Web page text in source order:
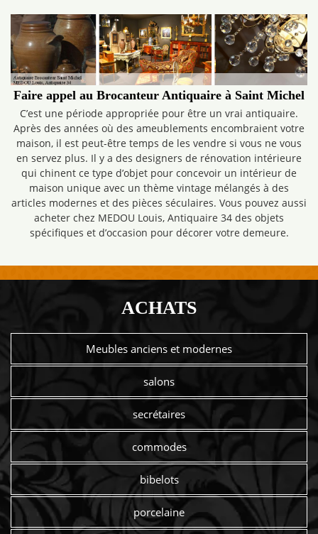
Faire appel au Brocanteur Antiquaire à Saint Michel
C’est une période appropriée pour être un vrai antiquaire.
Après des années où des ameublements encombraient votre
maison, il est peut-être temps de les vendre si vous ne vous
en servez plus. Il y a des designers de rénovation intérieure
qui chinent ce type d’objet pour concevoir un intérieur de
maison unique avec un thème vintage mélangés à des
articles modernes et des pièces séculaires. Vous pouvez aussi
acheter chez MEDOU Louis, Antiquaire 34 des objets
spécifiques et d’occasion pour décorer votre demeure.
ACHATS
Meubles anciens et modernes
salons
secrétaires
commodes
bibelots
porcelaine